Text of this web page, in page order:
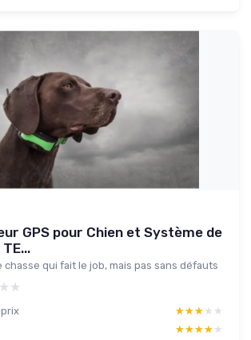
GPS pour Chien et Système de
chasse qui fait le job, mais pas sans défauts
★★★★★
★★★★★
★★★★★
★★★★★